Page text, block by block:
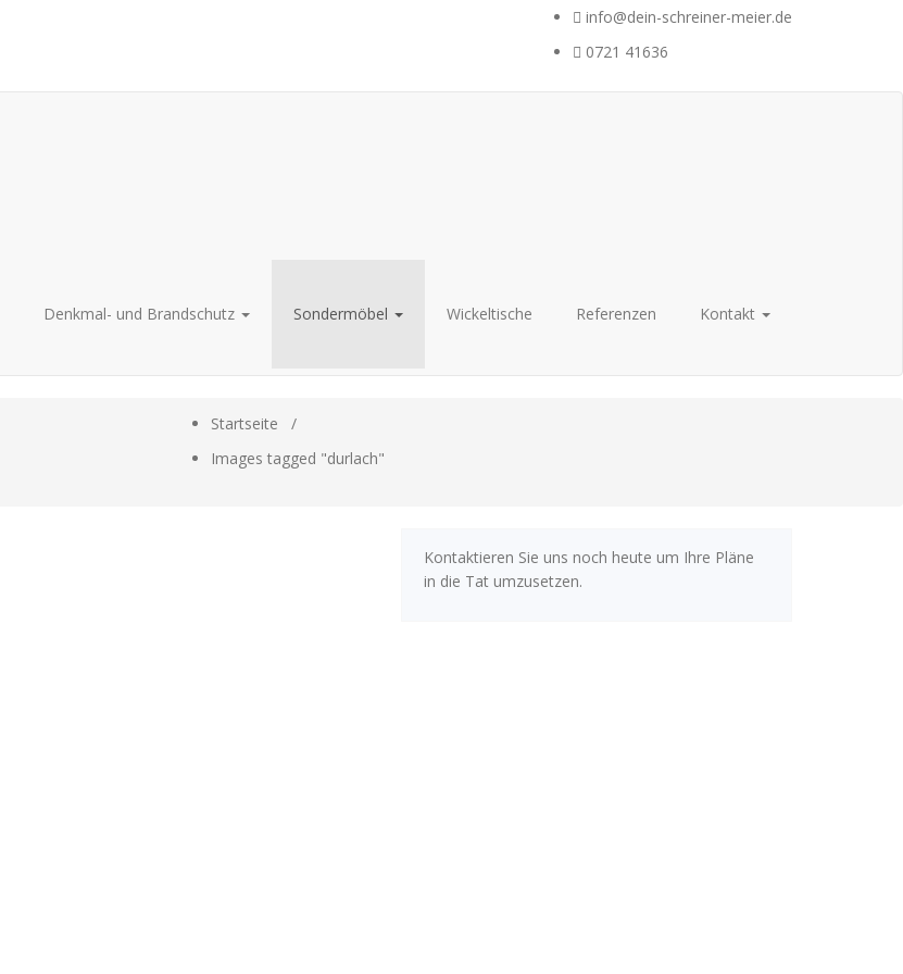
info@dein-schreiner-meier.de
0721 41636
Denkmal- und Brandschutz Sondermöbel Wickeltische Referenzen Kontakt
Startseite /
Images tagged "durlach"
Kontaktieren Sie uns noch heute um Ihre Pläne
in die Tat umzusetzen.